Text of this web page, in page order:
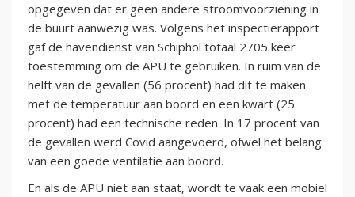
opgegeven dat er geen andere stroomvoorziening in
de buurt aanwezig was. Volgens het inspectierapport
gaf de havendienst van Schiphol totaal 2705 keer
toestemming om de APU te gebruiken. In ruim van de
helft van de gevallen (56 procent) had dit te maken
met de temperatuur aan boord en een kwart (25
procent) had een technische reden. In 17 procent van
de gevallen werd Covid aangevoerd, ofwel het belang
van een goede ventilatie aan boord.
En als de APU niet aan staat, wordt te vaak een mobiel